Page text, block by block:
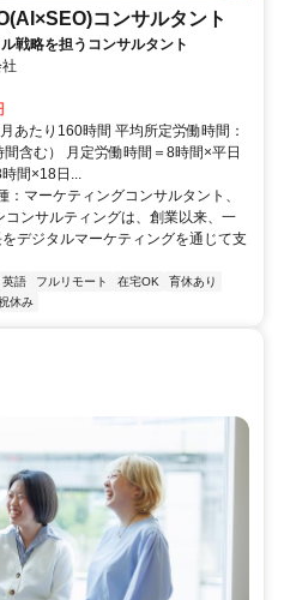
コンサルタント
戦略を担うコンサルタント
あたり160時間 平均所定労働時間：
含む） 月定労働時間＝8時間×平日
間×18日...
マーケティングコンサルタント、
ンサルティングは、創業以来、一
デジタルマーケティングを通じて支
英語 フルリモート 在宅OK
育休あり
休み